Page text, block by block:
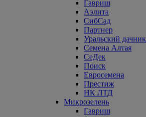
Гавриш
Аэлита
СибСад
Партнер
Уральский дачник
Семена Алтая
СеДек
Поиск
Евросемена
Престиж
НК ЛТД
Микрозелень
Гавриш